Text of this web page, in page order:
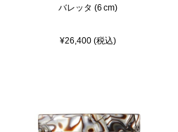
バレッタ (6 cm)
¥26,400 (税込)